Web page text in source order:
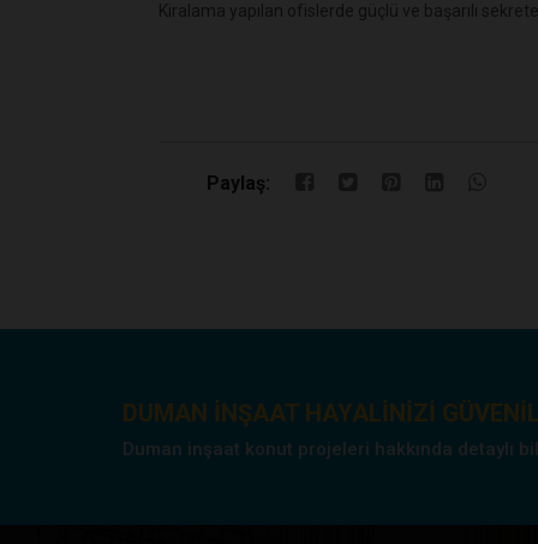
Kiralama yapılan ofislerde güçlü ve başarılı
Paylaş:
DUMAN INŞAAT HAYALINIZI
Duman inşaat konut projeleri hakkında